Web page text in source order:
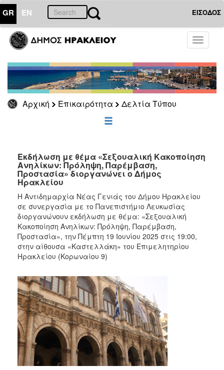
GR EN ΕΙΣΟΔΟΣ
Toggle
Αρχική Επικαιρότητα Δελτία Τύπου
ΕΠΙΚΑΙΡΟΤΗΤΑ
Τύπου
Αρχείο
ΕΠΙΣΚΕΠΤΗΣ
ΗΡΑΚΛΕΙΟ
Εκδήλωση με θέμα «Σεξουαλική Κακοποίηση
Ανηλίκων: Πρόληψη, Παρέμβαση,
Προστασία» διοργανώνει ο Δήμος
Ηρακλείου
Η Αντιδημαρχία Νέας Γενιάς του Δήμου Ηρακλείου
σε συνεργασία με το Πανεπιστήμιο Λευκωσίας
διοργανώνουν εκδήλωση με θέμα: «Σεξουαλική
Κακοποίηση Ανηλίκων: Πρόληψη, Παρέμβαση,
Προστασία», την Πέμπτη 19 Ιουνίου 2025 στις 19:00,
στην αίθουσα «Καστελλάκη» του Επιμελητηρίου
Ηρακλείου (Κορωναίου 9)